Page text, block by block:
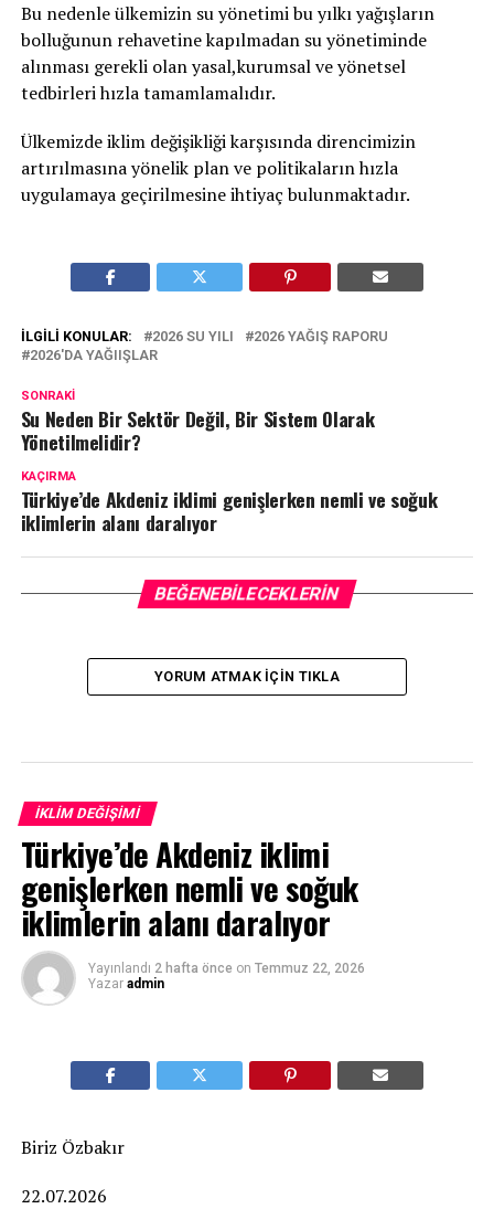
Bu nedenle ülkemizin su yönetimi bu yılkı yağışların
bolluğunun rehavetine kapılmadan su yönetiminde
alınması gerekli olan yasal,kurumsal ve yönetsel
tedbirleri hızla tamamlamalıdır.
Ülkemizde iklim değişikliği karşısında direncimizin
artırılmasına yönelik plan ve politikaların hızla
uygulamaya geçirilmesine ihtiyaç bulunmaktadır.
İLGILI KONULAR: 2026 SU YILI
2026 YAĞIŞ RAPORU
2026'DA YAĞIIŞLAR
SONRAKI
Su Neden Bir Sektör Değil, Bir Sistem Olarak
Yönetilmelidir?
KAÇIRMA
Türkiye’de Akdeniz iklimi genişlerken nemli ve soğuk
iklimlerin alanı daralıyor
BEĞENEBILECEKLERIN
YORUM ATMAK IÇIN TIKLA
İKLIM DEĞIŞIMI
Türkiye’de Akdeniz iklimi
genişlerken nemli ve soğuk
iklimlerin alanı daralıyor
Yayınlandı 2 hafta önce on Temmuz 22, 2026
Yazar admin
Biriz Özbakır
22.07.2026